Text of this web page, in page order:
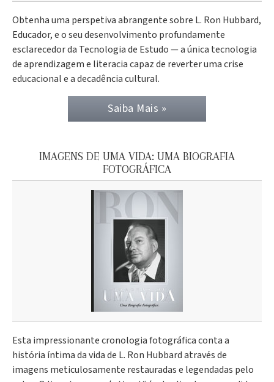
Obtenha uma perspetiva abrangente sobre L. Ron Hubbard,
Educador, e o seu desenvolvimento profundamente
esclarecedor da Tecnologia de Estudo — a única tecnologia
de aprendizagem e literacia capaz de reverter uma crise
educacional e a decadência cultural.
Saiba Mais »
IMAGENS DE UMA VIDA: UMA BIOGRAFIA
FOTOGRÁFICA
Esta impressionante cronologia fotográfica conta a
história íntima da vida de L. Ron Hubbard através de
imagens meticulosamente restauradas e legendadas pelo